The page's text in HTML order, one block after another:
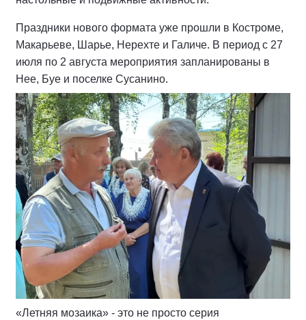
Праздники нового формата уже прошли в Костроме,
Макарьеве, Шарье, Нерехте и Галиче. В период с 27
июля по 2 августа мероприятия запланированы в
Нее, Буе и поселке Сусанино.
«Летняя мозаика» - это не просто серия